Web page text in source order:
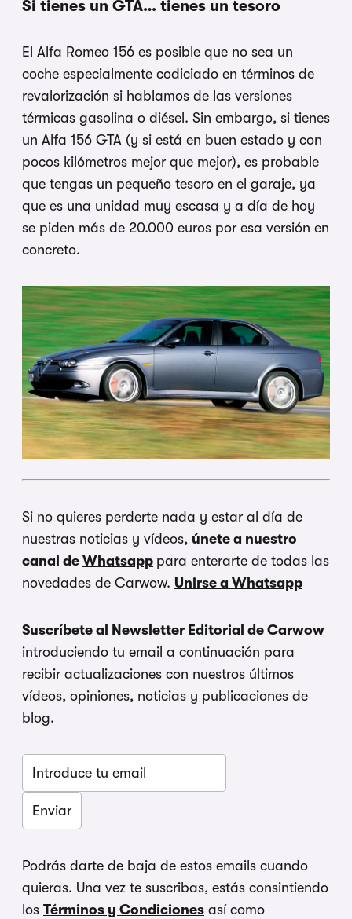
Si tienes un GTA… tienes un tesoro
El Alfa Romeo 156 es posible que no sea un
coche especialmente codiciado en términos de
revalorización si hablamos de las versiones
térmicas gasolina o diésel. Sin embargo, si tienes
un Alfa 156 GTA (y si está en buen estado y con
pocos kilómetros mejor que mejor), es probable
que tengas un pequeño tesoro en el garaje, ya
que es una unidad muy escasa y a día de hoy
se piden más de 20.000 euros por esa versión en
concreto.
Si no quieres perderte nada y estar al día de
nuestras noticias y vídeos, únete a nuestro
canal de Whatsapp para enterarte de todas las
novedades de Carwow. Unirse a Whatsapp
Suscríbete al Newsletter Editorial de Carwow
introduciendo tu email a continuación para
recibir actualizaciones con nuestros últimos
vídeos, opiniones, noticias y publicaciones de
blog.
Podrás darte de baja de estos emails cuando
quieras. Una vez te suscribas, estás consintiendo
los Términos y Condiciones así como